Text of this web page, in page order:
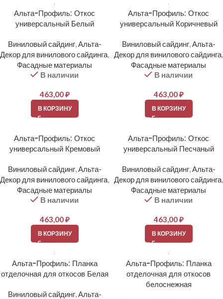
Альта-Профиль: Откос
универсальный Белый
Виниловый сайдинг,Альта-
Декор для винилового сайдинга,
Фасадные материалы
В наличии
463,00₽
В КОРЗИНУ
Альта-Профиль: Откос
универсальный Коричневый
Виниловый сайдинг,Альта-
Декор для винилового сайдинга,
Фасадные материалы
В наличии
463,00₽
В КОРЗИНУ
Альта-Профиль: Откос
универсальный Кремовый
Виниловый сайдинг,Альта-
Декор для винилового сайдинга,
Фасадные материалы
В наличии
463,00₽
В КОРЗИНУ
Альта-Профиль: Откос
универсальный Песчаный
Виниловый сайдинг,Альта-
Декор для винилового сайдинга,
Фасадные материалы
В наличии
463,00₽
В КОРЗИНУ
Альта-Профиль: Планка
отделочная для откосов Белая
Виниловый сайдинг,Альта-
Альта-Профиль: Планка
отделочная для откосов
белоснежная